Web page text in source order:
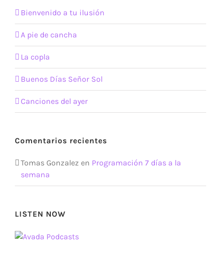
Bienvenido a tu ilusión
A pie de cancha
La copla
Buenos Días Señor Sol
Canciones del ayer
Comentarios recientes
Tomas Gonzalez en Programación 7 días a la
semana
LISTEN NOW